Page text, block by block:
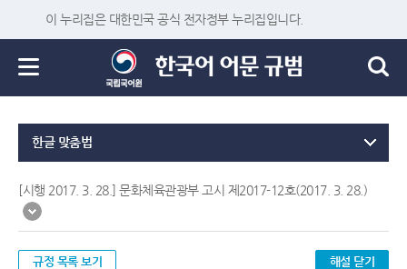
이 누리집은 대한민국 공식 전자정부 누리집입니다.
한글 맞춤법
[시행 2017. 3. 28.] 문화체육관광부 고시 제2017-12호(2017. 3. 28.)
규정 목록 보기 해설 닫기